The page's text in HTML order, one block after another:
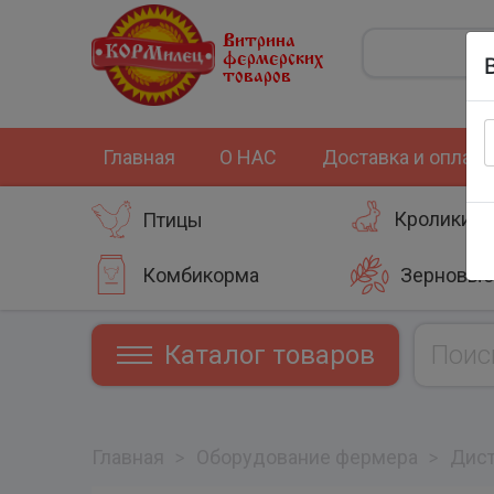
Витрина
фермерских
товаров
Главная О НАС Доставка и оплата
Птицы Кролики
Комбикорма Зерновые
Каталог товаров